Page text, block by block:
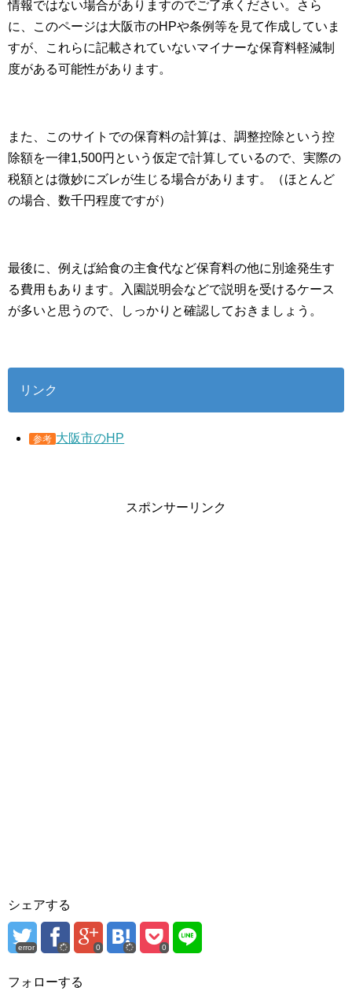
情報ではない場合がありますのでご了承ください。さら
に、このページは大阪市のHPや条例等を見て作成していま
すが、これらに記載されていないマイナーな保育料軽減制
度がある可能性があります。
また、このサイトでの保育料の計算は、調整控除という控
除額を一律1,500円という仮定で計算しているので、実際の
税額とは微妙にズレが生じる場合があります。（ほとんど
の場合、数千円程度ですが）
最後に、例えば給食の主食代など保育料の他に別途発生す
る費用もあります。入園説明会などで説明を受けるケース
が多いと思うので、しっかりと確認しておきましょう。
リンク
参考 大阪市のHP
スポンサーリンク
シェアする
error 0 0
フォローする